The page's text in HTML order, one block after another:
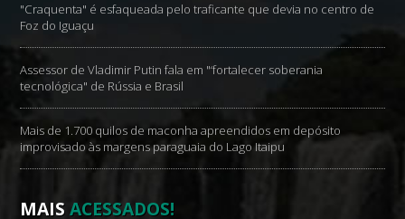
"Craquenta" é esfaqueada pelo traficante que devia no centro de
Foz do Iguaçu
Assessor de Vladimir Putin fala em "‘fortalecer soberania
tecnológica" de Rússia e Brasil
Mais de 1.700 quilos de maconha apreendidos em depósito
improvisado às margens paraguaia do Lago Itaipu
MAISACESSADOS!